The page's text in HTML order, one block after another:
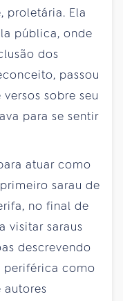
proletária. Ela
pública, onde
dos
passou
sobre seu
para se sentir
atuar como
sarau de
no final de
visitar saraus
descrevendo
periférica como
autores